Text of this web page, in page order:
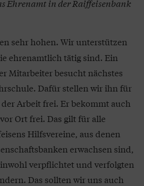
Ehrenamt in der Raiffeisenbank
sehr hohen. Wir unterstützen
ehrenamtlich tätig sind. Ein
Mitarbeiter besucht nächstes
Dafür stellen wir ihn für
Arbeit frei. Er bekommt auch
Ort frei. Das gilt für alle
Hilfsvereine, aus denen
erwachsen sind,
verpflichtet und verfolgten
Das sollten wir uns auch